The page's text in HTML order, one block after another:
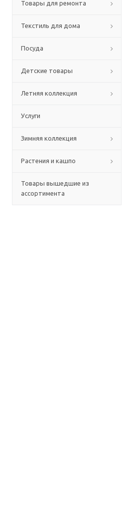
Товары для ремонта
Текстиль для дома
Посуда
Детские товары
Летняя коллекция
Услуги
Зимняя коллекция
Растения и кашпо
Товары вышедшие из
ассортимента